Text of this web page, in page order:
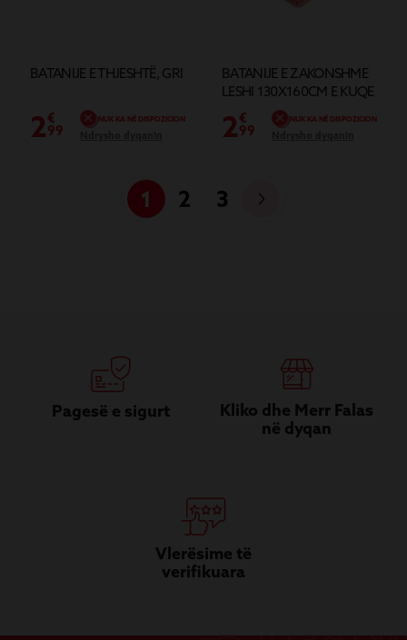
BATANIJE E THJESHTË, GRI
2€
99
NUK KA NË DISPOZICION
BATANIJE E ZAKONSHME
LESHI 130X160CM E KUQE
2€
99
NUK KA NË DISPOZICION
1 2 3
Pagesë e sigurt
Kliko dhe Merr Falas
në dyqan
Vlerësime të
verifikuara